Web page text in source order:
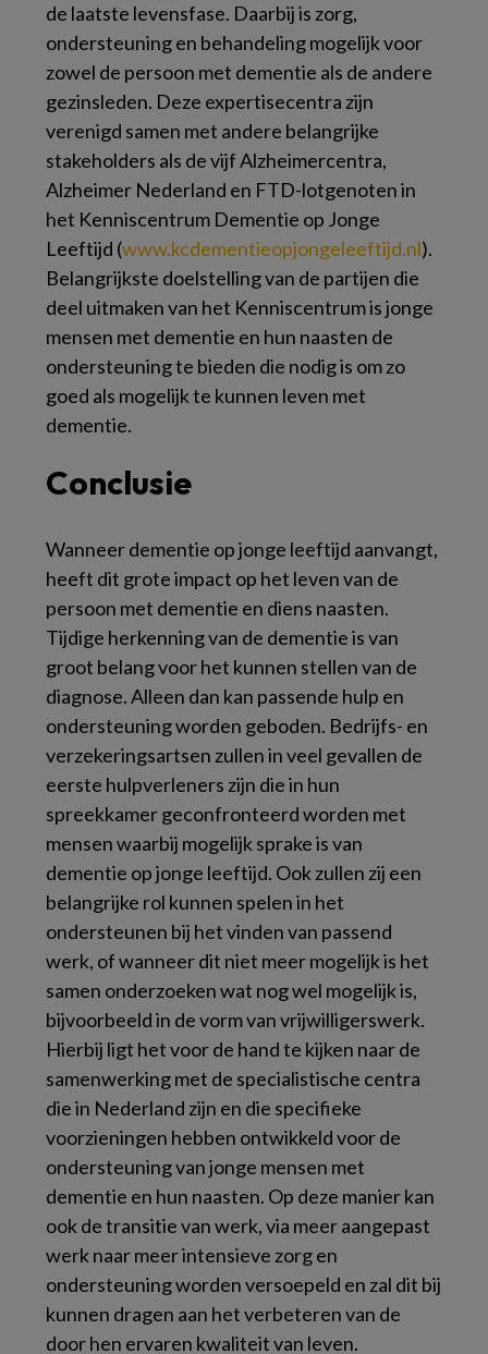
de laatste levensfase. Daarbij is zorg,
ondersteuning en behandeling mogelijk voor
zowel de persoon met dementie als de andere
gezinsleden. Deze expertisecentra zijn
verenigd samen met andere belangrijke
stakeholders als de vijf Alzheimercentra,
Alzheimer Nederland en FTD-lotgenoten in
het Kenniscentrum Dementie op Jonge
Leeftijd (www.​kcdementieopjong​eleeftijd.​nl).
Belangrijkste doelstelling van de partijen die
deel uitmaken van het Kenniscentrum is jonge
mensen met dementie en hun naasten de
ondersteuning te bieden die nodig is om zo
goed als mogelijk te kunnen leven met
dementie.
Conclusie
Wanneer dementie op jonge leeftijd aanvangt,
heeft dit grote impact op het leven van de
persoon met dementie en diens naasten.
Tijdige herkenning van de dementie is van
groot belang voor het kunnen stellen van de
diagnose. Alleen dan kan passende hulp en
ondersteuning worden geboden. Bedrijfs- en
verzekeringsartsen zullen in veel gevallen de
eerste hulpverleners zijn die in hun
spreekkamer geconfronteerd worden met
mensen waarbij mogelijk sprake is van
dementie op jonge leeftijd. Ook zullen zij een
belangrijke rol kunnen spelen in het
ondersteunen bij het vinden van passend
werk, of wanneer dit niet meer mogelijk is het
samen onderzoeken wat nog wel mogelijk is,
bijvoorbeeld in de vorm van vrijwilligerswerk.
Hierbij ligt het voor de hand te kijken naar de
samenwerking met de specialistische centra
die in Nederland zijn en die specifieke
voorzieningen hebben ontwikkeld voor de
ondersteuning van jonge mensen met
dementie en hun naasten. Op deze manier kan
ook de transitie van werk, via meer aangepast
werk naar meer intensieve zorg en
ondersteuning worden versoepeld en zal dit bij
kunnen dragen aan het verbeteren van de
door hen ervaren kwaliteit van leven.